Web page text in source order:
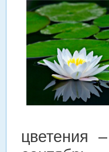
цветения